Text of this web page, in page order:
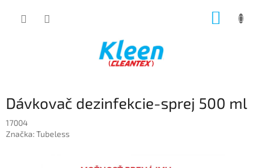
Dávkovač dezinfekcie-sprej 500 ml
17004
Značka:Tubeless